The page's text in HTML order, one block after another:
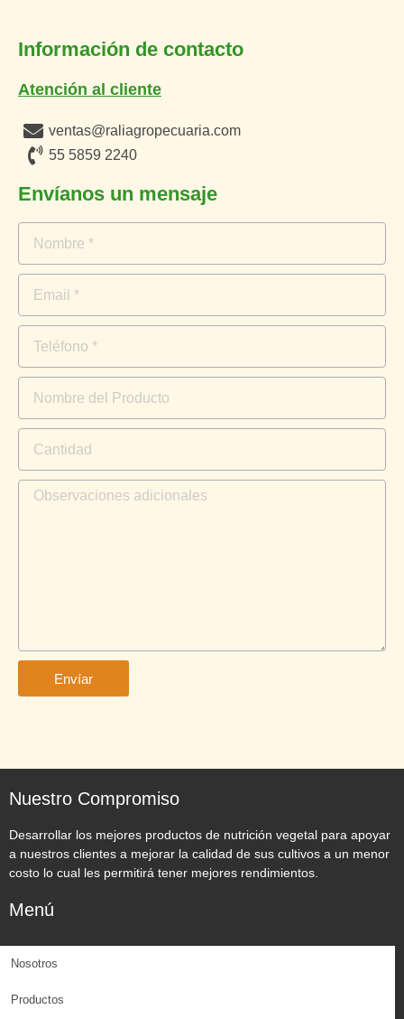
Información de contacto
Atención al cliente
ventas@raliagropecuaria.com
55 5859 2240
Envíanos un mensaje
Envíar
Nuestro Compromiso
Desarrollar los mejores productos de nutrición vegetal para apoyar
a nuestros clientes a mejorar la calidad de sus cultivos a un menor
costo lo cual les permitirá tener mejores rendimientos.
Menú
Nosotros
Productos